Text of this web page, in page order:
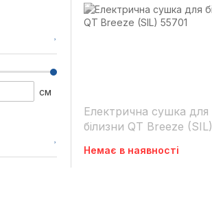
см
Електрична сушка для
білизни QT Breeze (SIL)
Немає в наявності